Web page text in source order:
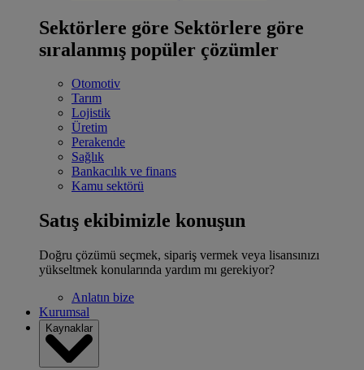
Sektörlere göre Sektörlere göre
sıralanmış popüler çözümler
Otomotiv
Tarım
Lojistik
Üretim
Perakende
Sağlık
Bankacılık ve finans
Kamu sektörü
Satış ekibimizle konuşun
Doğru çözümü seçmek, sipariş vermek veya lisansınızı
yükseltmek konularında yardım mı gerekiyor?
Anlatın bize
Kurumsal
Kaynaklar